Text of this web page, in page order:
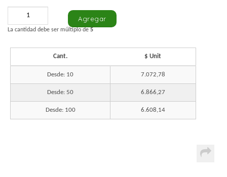
La cantidad debe ser múltiplo de 5
Cant. $ Unit
Desde: 10 7.072,78
Desde: 50 6.866,27
Desde: 100 6.608,14